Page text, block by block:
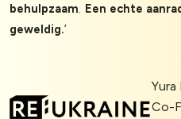
behulpzaam. Een echte
geweldig.’
Yura
Co-